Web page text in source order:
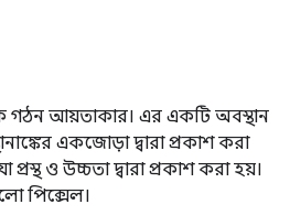
গঠন আয়তাকার। এর একটি অবস্থান
একজোড়া দ্বারা প্রকাশ করা
প্রস্থ ও উচ্চতা দ্বারা প্রকাশ করা হয়।
পিক্সেল।